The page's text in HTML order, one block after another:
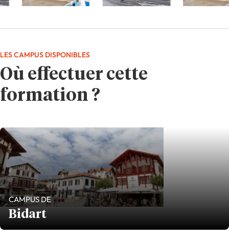
Où effectuer cette
formation ?
LES CAMPUS DISPONIBLES
CAMPUS DE
Bidart